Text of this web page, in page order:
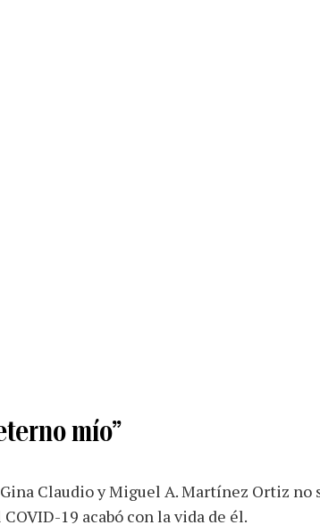
mío”
Claudio y Miguel A. Martínez Ortiz no
19 acabó con la vida de él.